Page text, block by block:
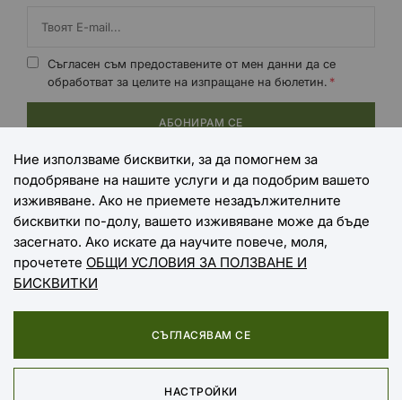
Съгласен съм предоставените от мен данни да се
обработват за целите на изпращане на бюлетин.
АБОНИРАМ СЕ
НАЧИНИ НА ПЛАЩАНЕ
НАЧИНИ НА ДОСТАВКА
Copyright © 2025 EXTREME SPORTS
Ние използваме бисквитки, за да помогнем за
подобряване на нашите услуги и да подобрим вашето
изживяване. Ако не приемете незадължителните
бисквитки по-долу, вашето изживяване може да бъде
засегнато. Ако искате да научите повече, моля,
прочетете ОБЩИ УСЛОВИЯ ЗА ПОЛЗВАНЕ И
БИСКВИТКИ
СЪГЛАСЯВАМ СЕ
НАСТРОЙКИ